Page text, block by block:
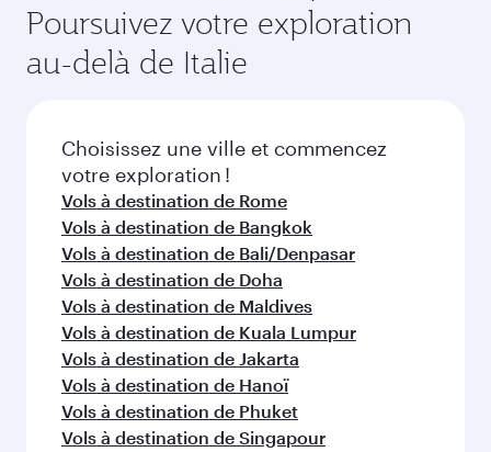
par nos partenaires. Veuillez vérifier les détails
du vol au moment de la réservation.
saisonnière, de la popularité de l'itinéraire et de
la disponibilité des classes de voyage.
Poursuivez votre exploration
au-delà de Italie
Choisissez une ville et commencez
votre exploration !
Vols à destination de Rome
Vols à destination de Bangkok
Vols à destination de Bali/Denpasar
Vols à destination de Doha
Vols à destination de Maldives
Vols à destination de Kuala Lumpur
Vols à destination de Jakarta
Vols à destination de Hanoï
Vols à destination de Phuket
Vols à destination de Singapour